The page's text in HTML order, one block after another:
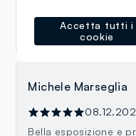
Michele Marseglia
Bella esposizione e
Accetta tutti i
cookie